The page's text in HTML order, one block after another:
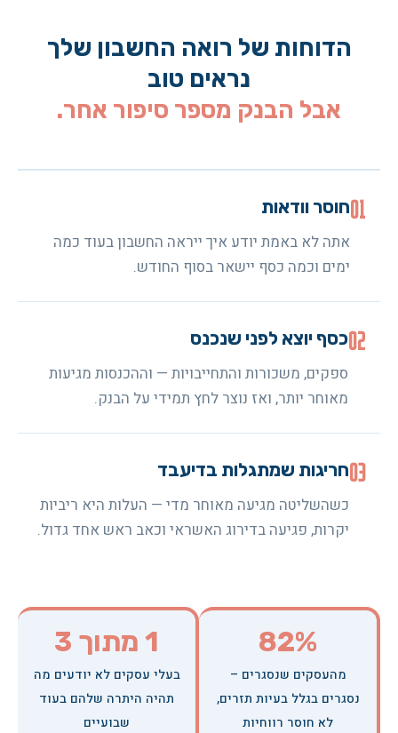
הדוחות של רואה החשבון שלך
נראים טוב
אבל הבנק מספר סיפור אחר.
01חוסר וודאות
אתה לא באמת יודע איך ייראה החשבון בעוד כמה
ימים וכמה כסף יישאר בסוף החודש.
02כסף יוצא לפני שנכנס
ספקים, משכורות והתחייבויות — וההכנסות מגיעות
מאוחר יותר, ואז נוצר לחץ תמידי על הבנק.
03חריגות שמתגלות בדיעבד
כשהשליטה מגיעה מאוחר מדי — העלות היא ריביות
יקרות, פגיעה בדירוג האשראי וכאב ראש אחד גדול.
82%
מהעסקים שנסגרים –
נסגרים בגלל בעיות תזרים,
לא חוסר רווחיות
1 מתוך 3
בעלי עסקים לא יודעים מה
תהיה היתרה שלהם בעוד
שבועיים